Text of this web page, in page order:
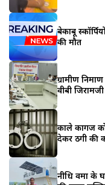
बेकाबू
की मौत
ग्रामीण
वीबी जिरामजी
काले कागज
देकर ठगी की
नीधि वर्मा